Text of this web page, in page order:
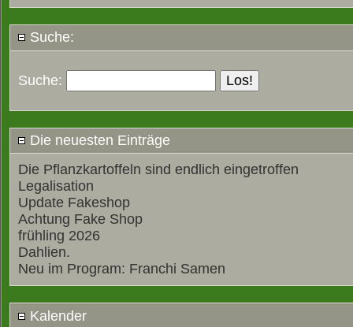
Suche:
Suche:
Die neuesten Einträge
Die Pflanzkartoffeln sind endlich eingetroffen
Legalisation
Update Fakeshop
Achtung Fake Shop
frühling 2026
Dahlien.
Neu im Program: Franchi Samen
Kalender